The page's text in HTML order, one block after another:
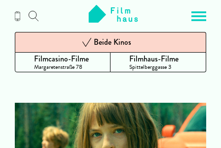
Inhalt
Filmcasino-Filme
Margaretenstraße 78
Beide Kinos
Filmhaus-Filme
Spittelberggasse 3